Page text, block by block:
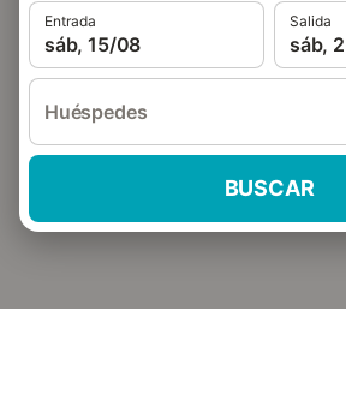
Entrada
sáb, 15/08
Salida
sáb,
Huéspedes
BUSCAR